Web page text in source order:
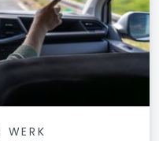
WERK